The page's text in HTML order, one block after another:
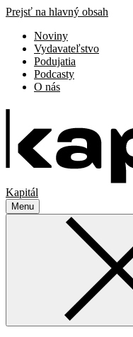
Prejsť na hlavný obsah
Noviny
Vydavateľstvo
Podujatia
Podcasty
O nás
Kapitál
Menu